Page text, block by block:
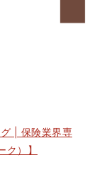
| 保険業界専
）】